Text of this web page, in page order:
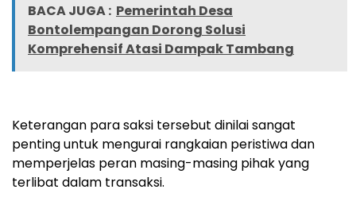
BACA JUGA : Pemerintah Desa
Bontolempangan Dorong Solusi
Komprehensif Atasi Dampak Tambang
Keterangan para saksi tersebut dinilai sangat
penting untuk mengurai rangkaian peristiwa dan
memperjelas peran masing-masing pihak yang
terlibat dalam transaksi.